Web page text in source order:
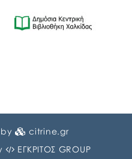
citrine.gr
ΕΓΚΡΙΤΟΣ GROUP